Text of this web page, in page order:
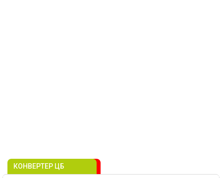
КОНВЕРТЕР ЦБ